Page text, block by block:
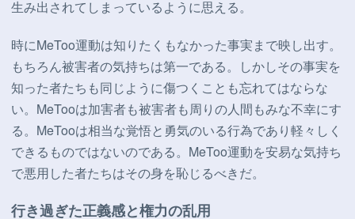
生み出されてしまっているように思える。
時にMeToo運動は知りたくもなかった事実まで映し出す。
もちろん被害者の気持ちは第一である。しかしその事実を
知った者たちも同じように傷つくことも忘れてはならな
い。MeTooは加害者も被害者も周りの人間もみな不幸にす
る。MeTooは相当な覚悟と勇気のいる行為であり軽々しく
できるものではないのである。MeToo運動を安易な気持ち
で悪用した者たちはその身を恥じるべきだ。
行き過ぎた正義感と権力の乱用